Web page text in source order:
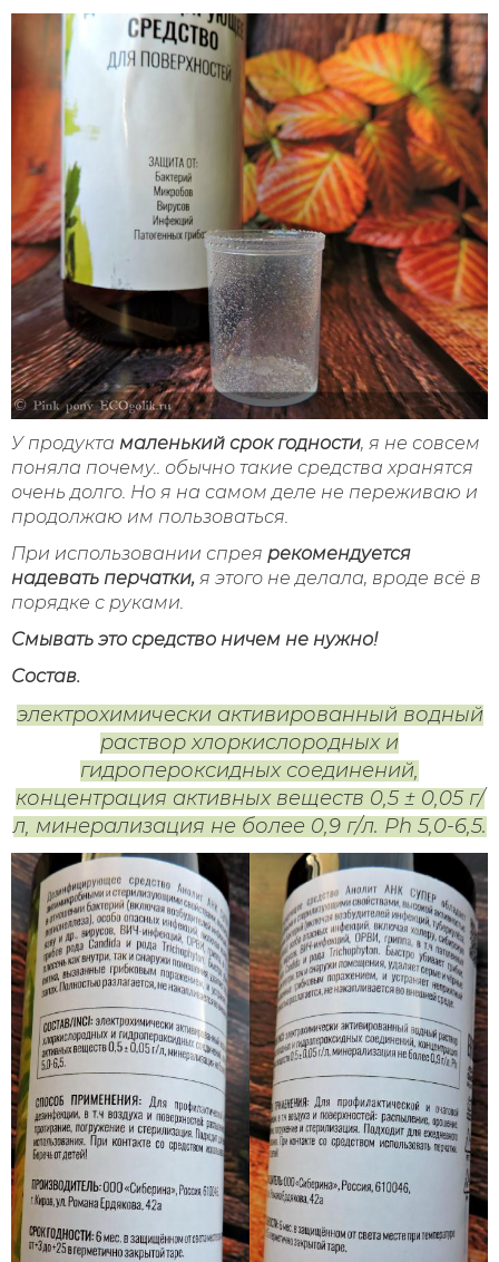
У продукта маленький срок годности, я не совсем
поняла почему.. обычно такие средства хранятся
очень долго. Но я на самом деле не переживаю и
продолжаю им пользоваться.
При использовании спрея рекомендуется
надевать перчатки, я этого не делала, вроде всё в
порядке с руками.
Смывать это средство ничем не нужно!
Состав.
электрохимически активированный водный
раствор хлоркислородных и
гидропероксидных соединений,
концентрация активных веществ 0,5 ± 0,05 г/
л, минерализация не более 0,9 г/л. Ph 5,0-6,5.